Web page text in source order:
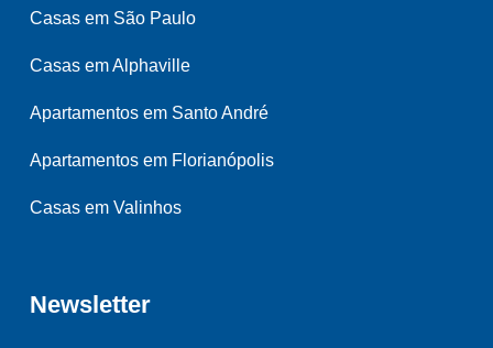
Casas em São Paulo
Casas em Alphaville
Apartamentos em Santo André
Apartamentos em Florianópolis
Casas em Valinhos
Newsletter